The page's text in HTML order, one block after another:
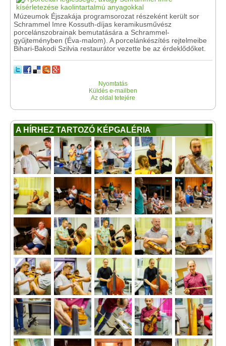
Múzeumok Éjszakája programsorozat részeként került sor
Schrammel Imre Kossuth-díjas keramikusművész
porcelánszobrainak bemutatására a Schrammel-
gyűjteményben (Éva-malom). A porcelánkészítés rejtelmeibe
Bihari-Bakodi Szilvia restaurátor vezette be az érdeklődőket.
Nyomtatás
Küldés e-mailben
Az oldal tetejére
A HÍRHEZ TARTOZÓ KÉPGALÉRIA